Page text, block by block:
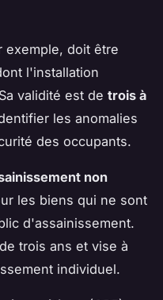
exemple, doit être
l'installation
validité est de trois à
les anomalies
des occupants.
non
les biens qui ne sont
d'assainissement.
trois ans et vise à
individuel.